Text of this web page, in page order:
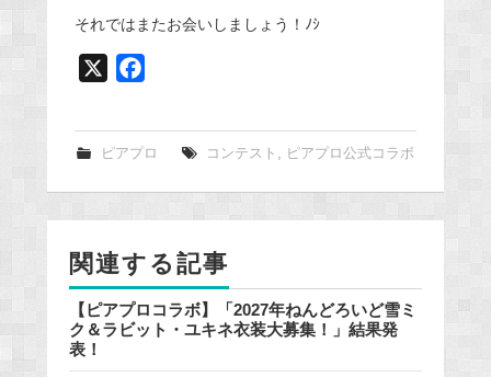
それではまたお会いしましょう！ﾉｼ
e
k
ピアプロ コンテスト , ピアプロ公式コラボ
関連する記事
【ピアプロコラボ】「2027年ねんどろいど雪ミ
ク＆ラビット・ユキネ衣装大募集！」結果発
表！